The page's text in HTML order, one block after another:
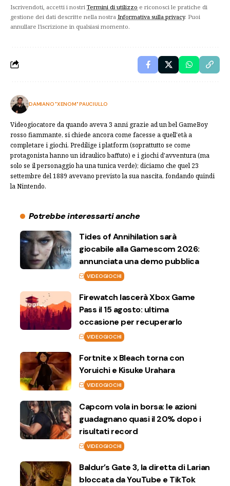
Iscrivendoti, accetti i nostri Termini di utilizzo e riconosci le pratiche di
gestione dei dati descritte nella nostra Informativa sulla privacy. Puoi
annullare l'iscrizione in qualsiasi momento.
DAMIANO "XENOM" PAUCIULLO
Videogiocatore da quando aveva 3 anni grazie ad un bel GameBoy
rosso fiammante, si chiede ancora come facesse a quell'età a
completare i giochi. Predilige i platform (soprattutto se come
protagonista hanno un idraulico baffuto) e i giochi d'avventura (ma
solo se il personaggio ha una tunica verde); diciamo che quel 23
settembre del 1889 avevano previsto la sua nascita, fondando quindi
la Nintendo.
Potrebbe interessarti anche
Tides of Annihilation sarà
giocabile alla Gamescom 2026:
annunciata una demo pubblica
VIDEOGIOCHI
Firewatch lascerà Xbox Game
Pass il 15 agosto: ultima
occasione per recuperarlo
VIDEOGIOCHI
Fortnite x Bleach torna con
Yoruichi e Kisuke Urahara
VIDEOGIOCHI
Capcom vola in borsa: le azioni
guadagnano quasi il 20% dopo i
risultati record
VIDEOGIOCHI
Baldur’s Gate 3, la diretta di Larian
bloccata da YouTube e TikTok